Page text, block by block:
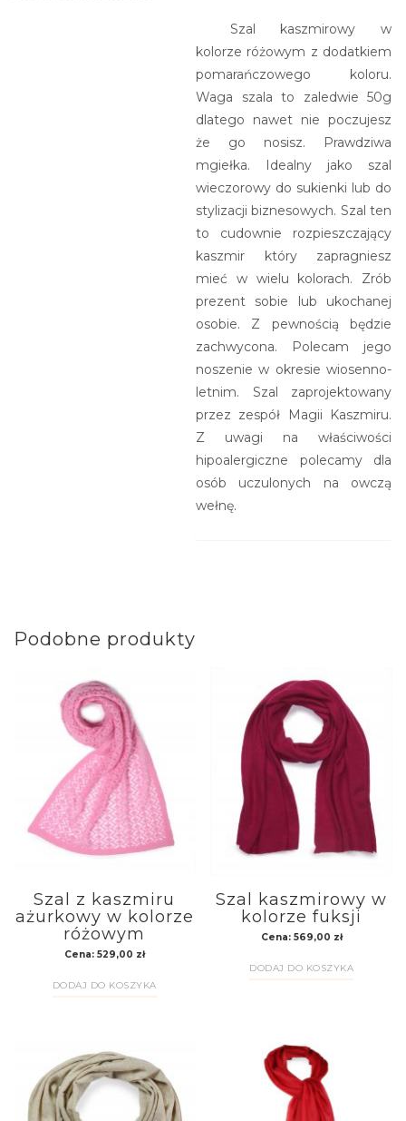
Szal kaszmirowy w
kolorze różowym z dodatkiem
pomarańczowego koloru.
Waga szala to zaledwie 50g
dlatego nawet nie poczujesz
że go nosisz. Prawdziwa
mgiełka. Idealny jako szal
wieczorowy do sukienki lub do
stylizacji biznesowych. Szal ten
to cudownie rozpieszczający
kaszmir który zapragniesz
mieć w wielu kolorach. Zrób
prezent sobie lub ukochanej
osobie. Z pewnością będzie
zachwycona. Polecam jego
noszenie w okresie wiosenno-
letnim. Szal zaprojektowany
przez zespół Magii Kaszmiru.
Z uwagi na właściwości
hipoalergiczne polecamy dla
osób uczulonych na owczą
wełnę.
Podobne produkty
Szal z kaszmiru
ażurkowy w kolorze
różowym
Cena: 529,00 zł
DODAJ DO KOSZYKA
Szal kaszmirowy w
kolorze fuksji
Cena: 569,00 zł
DODAJ DO KOSZYKA